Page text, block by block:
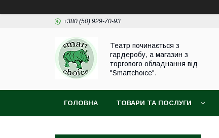
+380 (50) 929-70-93
Театр починається з
гардеробу, а магазин з
торгового обладнання від
"Smartchoice".
ГОЛОВНА ТОВАРИ ТА ПОСЛУГИ